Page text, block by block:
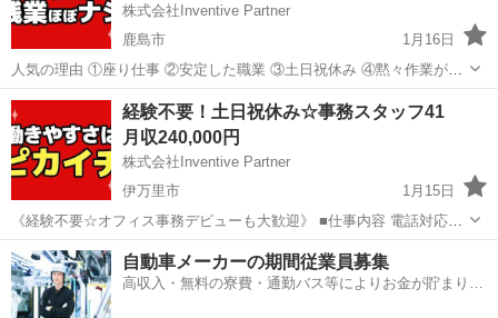
株式会社Inventive Partner
鹿島市
1月16日
人気の理由 ①座り仕事 ②安定した職業 ③土日祝休み ④黙々作業が得
意 ⑤落ち着いた職場 仕事内容 電話対応、書類作成等の事務全般 (請求
書、郵便局の仕分け、備品管理、報告書等) 時期によりメイン業...
佐賀 鹿島市 一般事務 業務
経験不要！土日祝休み☆事務スタッフ41
月収240,000円
株式会社Inventive Partner
伊万里市
1月15日
《経験不要☆オフィス事務デビューも大歓迎》 ■仕事内容 電話対応、
書類作成等の事務全般 (請求書、郵便局の仕分け、備品管理、報告書
等) 時期によりメイン業務は異なります！ まずは1年を通して、仕事の
流れやメイン...
佐賀 伊万里市 一般事務 業務
自動車メーカーの期間従業員募集
高収入・無料の寮費・通勤バス等によりお金が貯まりや